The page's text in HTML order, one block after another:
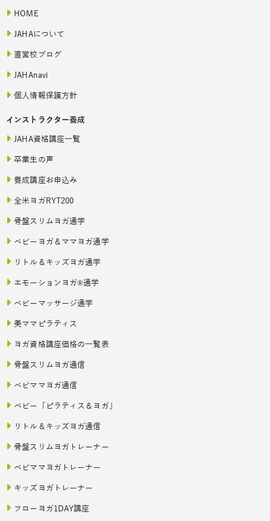
HOME
JAHAについて
直営校ブログ
JAHAnavi
個人情報保護方針
インストラクター養成
JAHA資格講座一覧
卒業生の声
養成講座お申込み
全米ヨガRYT200
骨盤スリムヨガ通学
ベビーヨガ＆ママヨガ通学
リトル＆キッズヨガ通学
エモーションヨガ®通学
ベビーマッサージ通学
美ママピラティス
ヨガ資格講座価格の一覧表
骨盤スリムヨガ通信
ベビママヨガ通信
ベビー「ピラティス＆ヨガ」
リトル＆キッズヨガ通信
骨盤スリムヨガトレーナー
ベビママヨガトレーナー
キッズヨガトレーナー
フローヨガ1DAY講座